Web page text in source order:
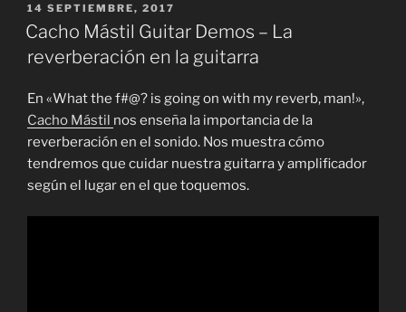
PUBLICADO
EL
14 SEPTIEMBRE, 2017
Cacho Mástil Guitar Demos – La
reverberación en la guitarra
En «What the f#@? is going on with my reverb, man!»,
Cacho Mástil nos enseña la importancia de la
reverberación en el sonido. Nos muestra cómo
tendremos que cuidar nuestra guitarra y amplificador
según el lugar en el que toquemos.